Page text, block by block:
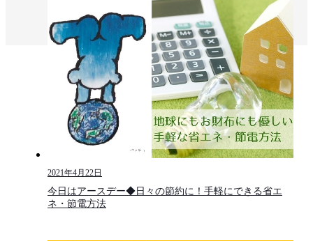
2021年4月22日
今日はアースデー◆日々の節約に！手軽にできる省エ
ネ・節電方法